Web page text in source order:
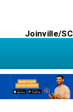
Joinville/SC